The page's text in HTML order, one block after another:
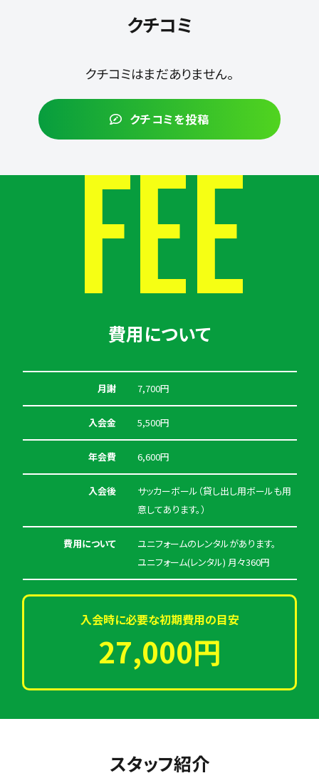
クチコミ
クチコミはまだありません。
クチコミを投稿
FEE
費用について
月謝 7,700円
入会金 5,500円
年会費 6,600円
入会後
サッカーボール（貸し出し用ボールも用
意してあります。）
費用について
ユニフォームのレンタルがあります。
ユニフォーム(レンタル) 月々360円
入会時に必要な初期費用の目安
27,000円
スタッフ紹介